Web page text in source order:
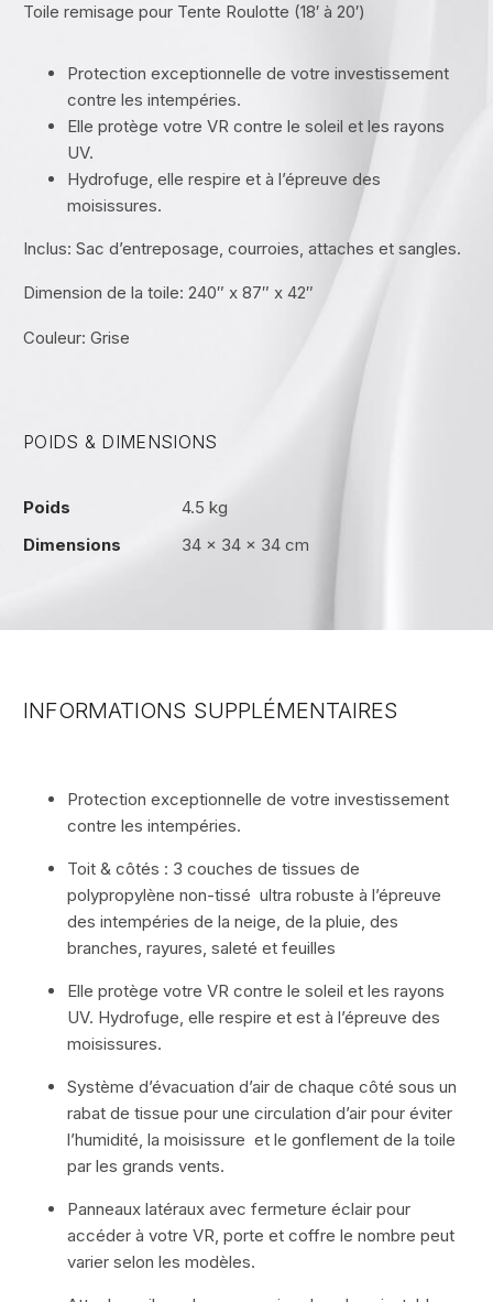
Toile remisage pour Tente Roulotte (18′ à 20′)
Protection exceptionnelle de votre investissement
contre les intempéries.
Elle protège votre VR contre le soleil et les rayons
UV.
Hydrofuge, elle respire et à l’épreuve des
moisissures.
Inclus: Sac d’entreposage, courroies, attaches et sangles.
Dimension de la toile: 240″ x 87″ x 42″
Couleur: Grise
POIDS & DIMENSIONS
Poids
4.5 kg
Dimensions
34 × 34 × 34 cm
INFORMATIONS SUPPLÉMENTAIRES
Protection exceptionnelle de votre investissement
contre les intempéries.
Toit & côtés : 3 couches de tissues de
polypropylène non-tissé ultra robuste à l’épreuve
des intempéries de la neige, de la pluie, des
branches, rayures, saleté et feuilles
Elle protège votre VR contre le soleil et les rayons
UV. Hydrofuge, elle respire et est à l’épreuve des
moisissures.
Système d’évacuation d’air de chaque côté sous un
rabat de tissue pour une circulation d’air pour éviter
l’humidité, la moisissure et le gonflement de la toile
par les grands vents.
Panneaux latéraux avec fermeture éclair pour
accéder à votre VR, porte et coffre le nombre peut
varier selon les modèles.